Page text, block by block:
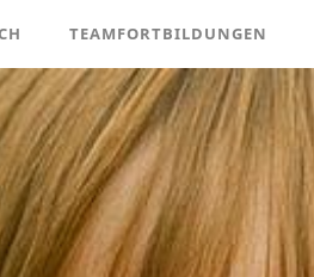
TEAMFORTBILDUNGEN